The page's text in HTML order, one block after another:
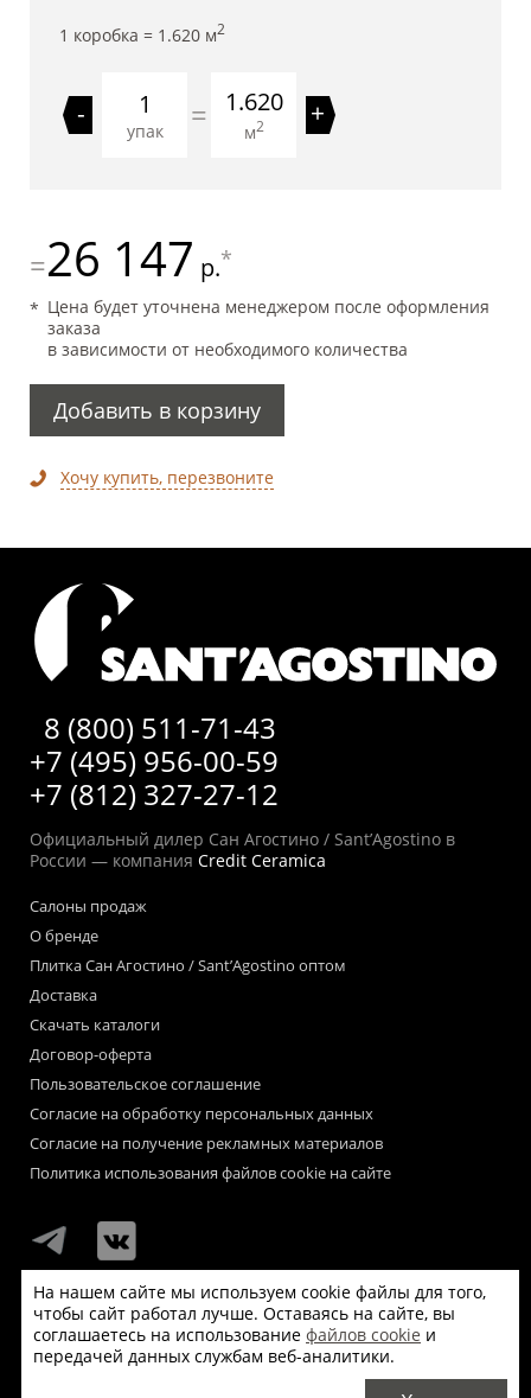
1 коробка = 1.620 м2
-
упак = 1.620
м2 +
=26 147 р.*
Цена будет уточнена менеджером после оформления
заказа
в зависимости от необходимого количества
Добавить в корзину
Хочу купить, перезвоните
8 (800) 511-71-43
+7 (495) 956-00-59
+7 (812) 327-27-12
Официальный дилер Сан Агостино / Sant’Agostino в
России — компания Credit Ceramica
Салоны продаж
О бренде
Плитка Сан Агостино / Sant’Agostino оптом
Доставка
Скачать каталоги
Договор-оферта
Пользовательское соглашение
Согласие на обработку персональных данных
Согласие на получение рекламных материалов
Политика использования файлов cookie на сайте
Мы используем файлы «cookie» для функционирования сайта.
Если Вас это не устраивает, пожалуйста, покиньте сайт.
На нашем сайте мы используем cookie файлы для того,
чтобы сайт работал лучше. Оставаясь на сайте, вы
соглашаетесь на использование файлов cookie и
передачей данных службам веб-аналитики.